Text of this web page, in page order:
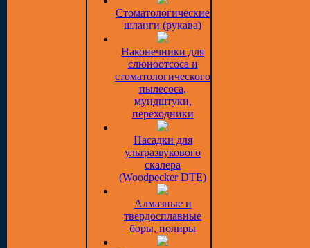
Стоматологические
шланги (рукава)
Наконечники для
слюноотсоса и
стоматологического
пылесоса,
мундштуки,
переходники
Насадки для
ультразвукового
скалера
(Woodpecker DTE)
Алмазные и
твердосплавные
боры, полиры